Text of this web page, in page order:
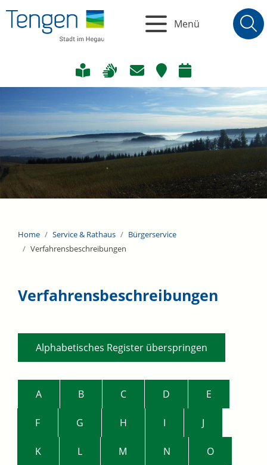
Menü
Home Service & Rathaus
Bürgerservice
Verfahrensbeschreibungen
Verfahrensbeschreibungen
Alphabetisches Register überspringen
A B C D E
F G H I J
K L M N O